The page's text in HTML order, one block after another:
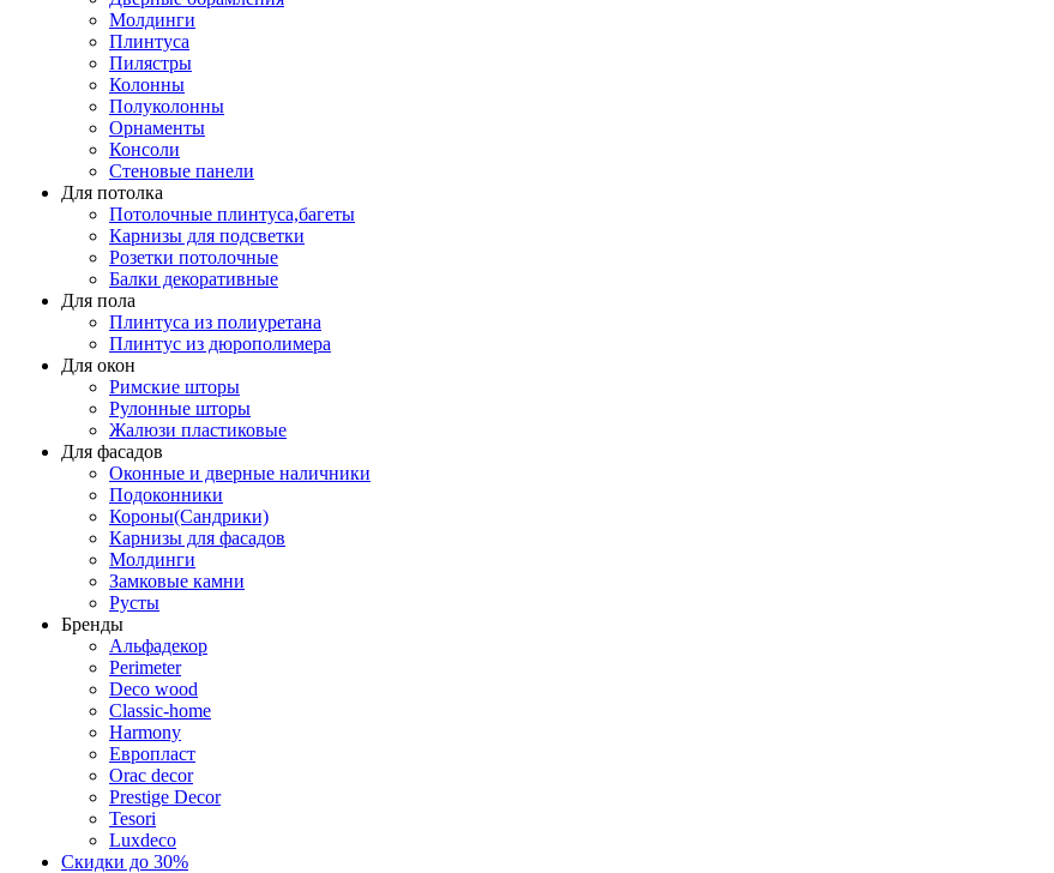
Молдинги
Плинтуса
Пилястры
Колонны
Полуколонны
Орнаменты
Консоли
Стеновые панели
Для потолка
Потолочные плинтуса,багеты
Карнизы для подсветки
Розетки потолочные
Балки декоративные
Для пола
Плинтуса из полиуретана
Плинтус из дюрополимера
Для окон
Римские шторы
Рулонные шторы
Жалюзи пластиковые
Для фасадов
Оконные и дверные наличники
Подоконники
Короны(Сандрики)
Карнизы для фасадов
Молдинги
Замковые камни
Русты
Бренды
Альфадекор
Perimeter
Deco wood
Classic-home
Harmony
Европласт
Orac decor
Prestige Decor
Tesori
Luxdeco
Скидки до 30%